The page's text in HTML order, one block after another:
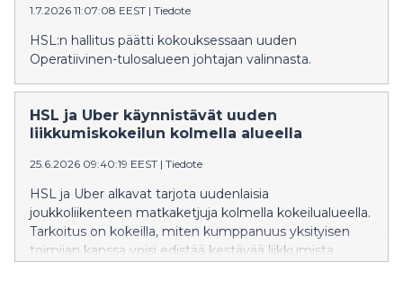
1.7.2026 11:07:08 EEST | Tiedote
HSL:n hallitus päätti kokouksessaan uuden
Operatiivinen-tulosalueen johtajan valinnasta.
HSL ja Uber käynnistävät uuden
liikkumiskokeilun kolmella alueella
25.6.2026 09:40:19 EEST | Tiedote
HSL ja Uber alkavat tarjota uudenlaisia
joukkoliikenteen matkaketjuja kolmella kokeilualueella.
Tarkoitus on kokeilla, miten kumppanuus yksityisen
toimijan kanssa voisi edistää kestävää liikkumista